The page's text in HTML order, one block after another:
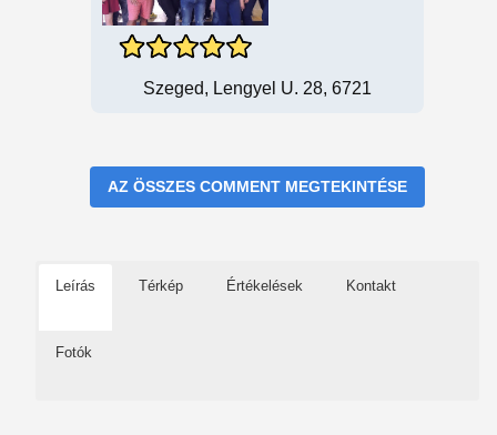
Szeged, Lengyel U. 28, 6721
AZ ÖSSZES COMMENT MEGTEKINTÉSE
Leírás Térkép Értékelések Kontakt
Fotók